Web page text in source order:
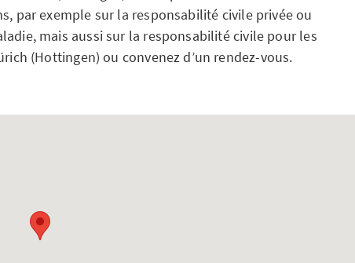
par exemple sur la responsabilité civile privée ou
mais aussi sur la responsabilité civile pour les
(Hottingen) ou convenez d’un rendez-vous.